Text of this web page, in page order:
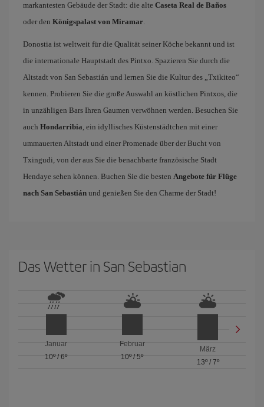
markantesten Gebäude der Stadt: die alte Caseta Real de Baños
oder den Königspalast von Miramar.
Donostia ist weltweit für die Qualität seiner Köche bekannt und ist
die internationale Hauptstadt des Pintxo. Spazieren Sie durch die
Altstadt von San Sebastián und lernen Sie die Kultur des „Txikiteo“
kennen. Probieren Sie die große Auswahl an köstlichen Pintxos, die
in unzähligen Bars Ihren Gaumen verwöhnen werden. Besuchen Sie
auch Hondarribia, ein idyllisches Küstenstädtchen mit einer
ummauerten Altstadt und einer Promenade über der Bucht von
Txingudi, von der aus Sie die benachbarte französische Stadt
Hendaye sehen können. Buchen Sie die besten Angebote für Flüge
nach San Sebastián und genießen Sie den Charme der Stadt!
Das Wetter in San Sebastian
Januar
10º/6º
Februar
10º/ 5º
März
13º/ 7º